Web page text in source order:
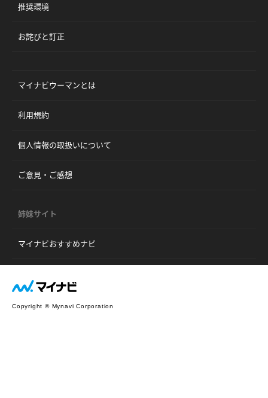
推奨環境
お詫びと訂正
マイナビウーマンとは
利用規約
個人情報の取扱いについて
ご意見・ご感想
姉妹サイト
マイナビおすすめナビ
Copyright © Mynavi Corporation